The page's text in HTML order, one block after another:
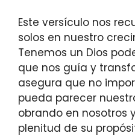
Este versículo nos
solos en nuestro
Tenemos un Dios
que nos guía y
asegura que no
pueda parecer
obrando en nosotros
plenitud de su